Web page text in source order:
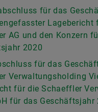
für das
Lagebericht
AG und den Konzern
2020
für das
Verwaltungsholding
für die Schaeffler
für das Geschäftsjahr